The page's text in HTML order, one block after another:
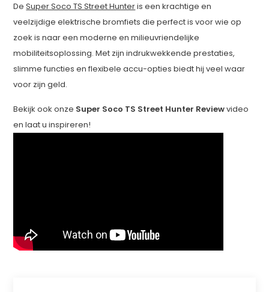
DeSuper Soco TS Street Hunteris een krachtige en
veelzijdige elektrische bromfiets die perfect is voor wie op
zoek is naar een moderne en milieuvriendelijke
mobiliteitsoplossing. Met zijn indrukwekkende prestaties,
slimme functies en flexibele accu-opties biedt hij veel waar
voor zijn geld.
Bekijk ook onze Super Soco TS Street Hunter Reviewvideo
en laat u inspireren!